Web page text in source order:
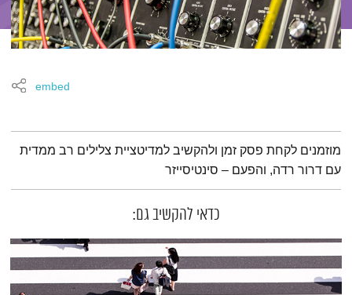
embed
תמצית הפודקאסט
מוזמנים לקחת פסק זמן ולהקשיב למדיטציית צלילים רב ממדית
עם דרור רדה, והפעם – סינטיסייזר
כדאי להקשיב גם: